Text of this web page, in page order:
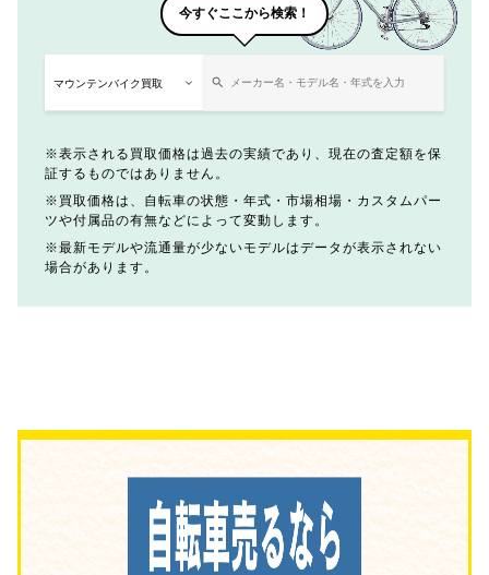
今すぐここから検索！
表示される買取価格は過去の実績であり、現在の査定額を保
証するものではありません。
買取価格は、自転車の状態・年式・市場相場・カスタムパー
ツや付属品の有無などによって変動します。
最新モデルや流通量が少ないモデルはデータが表示されない
場合があります。